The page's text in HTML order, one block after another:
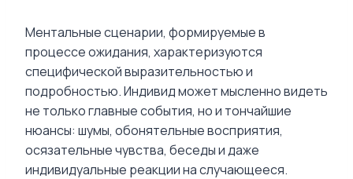
Ментальные сценарии, формируемые в
процессе ожидания, характеризуются
специфической выразительностью и
подробностью. Индивид может мысленно видеть
не только главные события, но и тончайшие
нюансы: шумы, обонятельные восприятия,
осязательные чувства, беседы и даже
индивидуальные реакции на случающееся.